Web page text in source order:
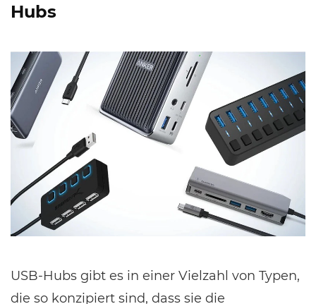
Hubs
USB-Hubs gibt es in einer Vielzahl von Typen,
die so konzipiert sind, dass sie die